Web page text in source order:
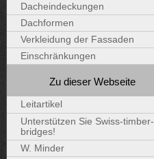
Dacheindeckungen
Dachformen
Verkleidung der Fassaden
Einschränkungen
Zu dieser Webseite
Leitartikel
Unterstützen Sie Swiss-timber-
bridges!
W. Minder